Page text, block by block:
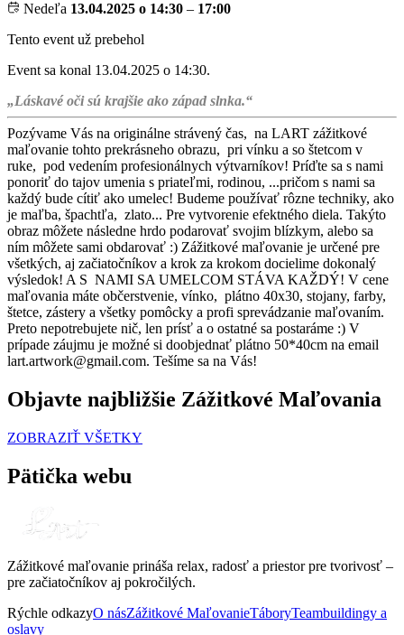
Nedeľa 13.04.2025 o 14:30 – 17:00
Tento event už prebehol
Event sa konal 13.04.2025 o 14:30.
„Láskavé oči sú krajšie ako západ slnka.“
Pozývame Vás na originálne strávený čas, na LART zážitkové
maľovanie tohto prekrásneho obrazu, pri vínku a so štetcom v
ruke, pod vedením profesionálnych výtvarníkov! Príďte sa s nami
ponoriť do tajov umenia s priateľmi, rodinou, ...pričom s nami sa
každý bude cítiť ako umelec! Budeme používať rôzne techniky, ako
je maľba, špachtľa, zlato... Pre vytvorenie efektného diela. Takýto
obraz môžete následne hrdo podarovať svojim blízkym, alebo sa
ním môžete sami obdarovať :) Zážitkové maľovanie je určené pre
všetkých, aj začiatočníkov a krok za krokom docielime dokonalý
výsledok! A S NAMI SA UMELCOM STÁVA KAŽDÝ! V cene
maľovania máte občerstvenie, vínko, plátno 40x30, stojany, farby,
štetce, zástery a všetky pomôcky a profi sprevádzanie maľovaním.
Preto nepotrebujete nič, len prísť a o ostatné sa postaráme :) V
prípade záujmu je možné si doobjednať plátno 50*40cm na email
lart.artwork@gmail.com. Tešíme sa na Vás!
Objavte najbližšie Zážitkové Maľovania
ZOBRAZIŤ VŠETKY
Pätička webu
Zážitkové maľovanie prináša relax, radosť a priestor pre tvorivosť –
pre začiatočníkov aj pokročilých.
Rýchle odkazyO násZážitkové MaľovanieTáboryTeambuildingy a
oslavy